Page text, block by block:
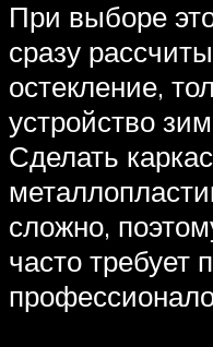
При выборе
сразу
остекление,
устройство
Сделать
сложно,
часто требует